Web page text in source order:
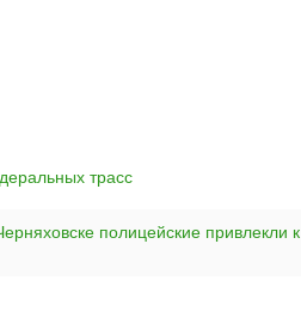
трасс
полицейские привлекли к